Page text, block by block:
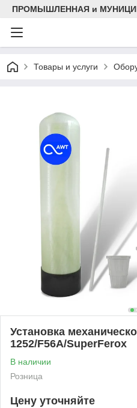
ПРОМЫШЛЕННАЯ и
Товары и услуги
Установка
1252/F56A/SuperFerox
В наличии
Розница
Цену уточняйте